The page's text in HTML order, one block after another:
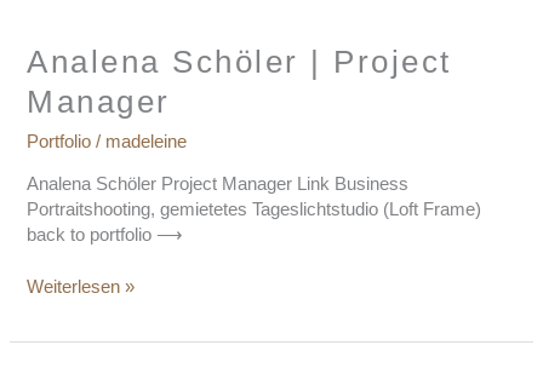
Analena Schöler | Project
Manager
Portfolio / madeleine
Analena Schöler Project Manager Link Business
Portraitshooting, gemietetes Tageslichtstudio (Loft Frame)
back to portfolio ⟶
Project
Manager
Weiterlesen »